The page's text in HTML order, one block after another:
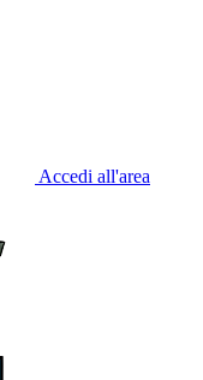
Accedi all'area